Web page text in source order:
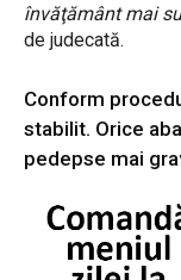
învăţământ mai
de judecată.
Conform
stabilit. Orice
pedepse mai